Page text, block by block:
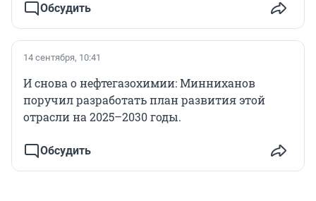
Обсудить
14 сентября, 10:41
И снова о нефтегазохимии: Минниханов
поручил разработать план развития этой
отрасли на 2025–2030 годы.
Обсудить